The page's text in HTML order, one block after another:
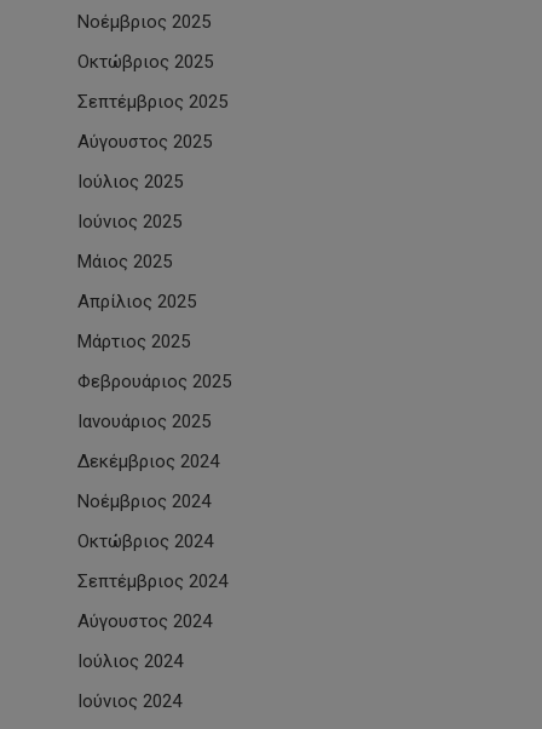
Νοέμβριος 2025
Οκτώβριος 2025
Σεπτέμβριος 2025
Αύγουστος 2025
Ιούλιος 2025
Ιούνιος 2025
Μάιος 2025
Απρίλιος 2025
Μάρτιος 2025
Φεβρουάριος 2025
Ιανουάριος 2025
Δεκέμβριος 2024
Νοέμβριος 2024
Οκτώβριος 2024
Σεπτέμβριος 2024
Αύγουστος 2024
Ιούλιος 2024
Ιούνιος 2024